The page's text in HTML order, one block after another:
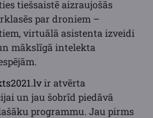
tiešsaistē aizraujošās
par droniem –
virtuālā asistenta izveidi
mākslīgā intelekta
ir atvērta
un jau šobrīd piedāvā
programmu. Jau pirms